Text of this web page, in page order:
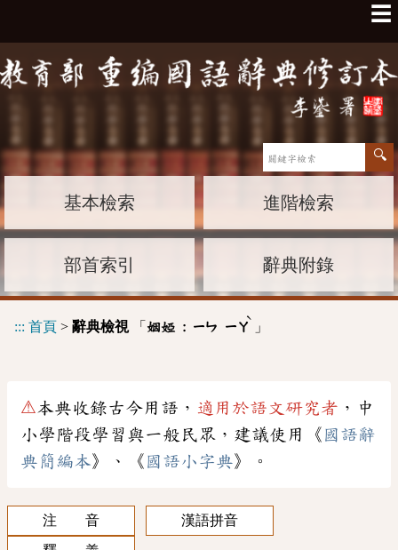
☰
基本檢索 進階檢索
部首索引 辭典附錄
::: 首頁 > 辭典檢視「 姻婭 : ㄧㄣ ㄧㄚ
ˋ
」
⚠本典收錄古今用語， 適用於語文研究者 ，中
小學階段學習與一般民眾，建議使用《 國語辭
典簡編本》、《 國語小字典》。
注 音
漢語拼音